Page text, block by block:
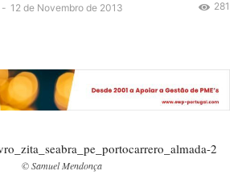
- 12 de Novembro de 2013 281
© Samuel Mendonça